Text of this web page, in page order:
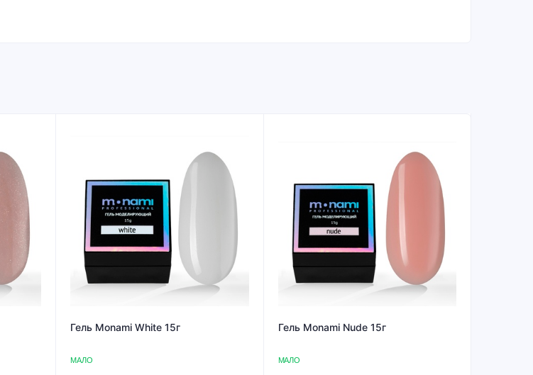
Гель Monami White 15г
МАЛО
Гель Monami Nude 15г
МАЛО